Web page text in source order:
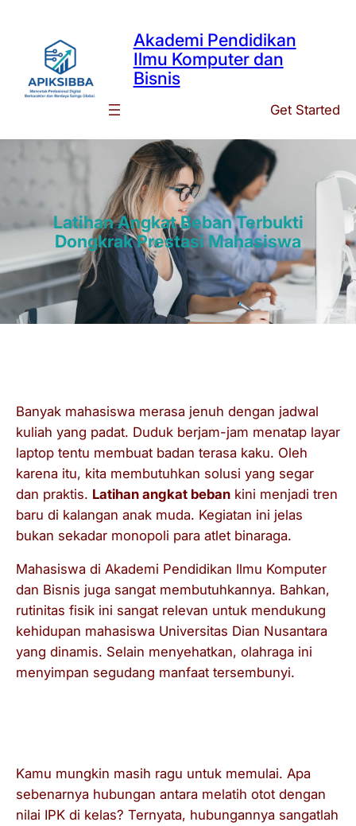
content
Akademi Pendidikan
Ilmu Komputer dan
Bisnis
Get Started
Latihan Angkat Beban Terbukti
Dongkrak Prestasi Mahasiswa
Banyak mahasiswa merasa jenuh dengan jadwal
kuliah yang padat. Duduk berjam-jam menatap layar
laptop tentu membuat badan terasa kaku. Oleh
karena itu, kita membutuhkan solusi yang segar
dan praktis. Latihan angkat beban kini menjadi tren
baru di kalangan anak muda. Kegiatan ini jelas
bukan sekadar monopoli para atlet binaraga.
Mahasiswa di Akademi Pendidikan Ilmu Komputer
dan Bisnis juga sangat membutuhkannya. Bahkan,
rutinitas fisik ini sangat relevan untuk mendukung
kehidupan mahasiswa Universitas Dian Nusantara
yang dinamis. Selain menyehatkan, olahraga ini
menyimpan segudang manfaat tersembunyi.
Kamu mungkin masih ragu untuk memulai. Apa
sebenarnya hubungan antara melatih otot dengan
nilai IPK di kelas? Ternyata, hubungannya sangatlah